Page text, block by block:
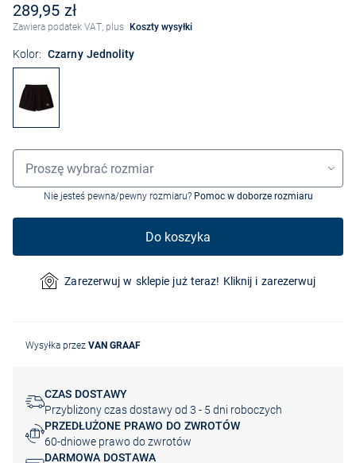
289,95 zł
Zawiera podatek VAT, plus Koszty wysyłki
Kolor: Czarny Jednolity
Wybór rozmiaru
Proszę wybrać rozmiar
Nie jesteś pewna/pewny rozmiaru? Pomoc w doborze rozmiaru
Do koszyka
Zarezerwuj w sklepie już teraz! Kliknij i zarezerwuj
Wysyłka przez VAN GRAAF
CZAS DOSTAWY
Przybliżony czas dostawy od 3 - 5 dni roboczych
PRZEDŁUŻONE PRAWO DO ZWROTÓW
60-dniowe prawo do zwrotów
DARMOWA DOSTAWA